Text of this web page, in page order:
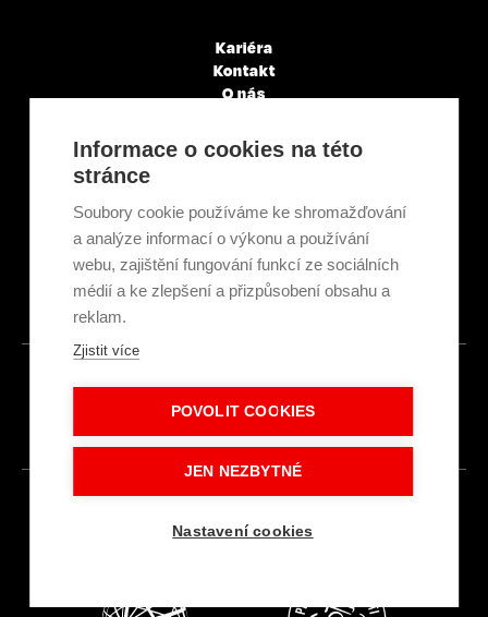
Kariéra
Kontakt
O nás
Články a novinky
GDPR & Cookies
Ekologická recyklace
Projekty EU
Intranet - Přihlášení
Přihlášení
© 2026
Informace o cookies na této
stránce
Soubory cookie používáme ke shromažďování
a analýze informací o výkonu a používání
webu, zajištění fungování funkcí ze sociálních
médií a ke zlepšení a přizpůsobení obsahu a
reklam.
Zjistit více
POVOLIT COOKIES
JEN NEZBYTNÉ
Nastavení cookies